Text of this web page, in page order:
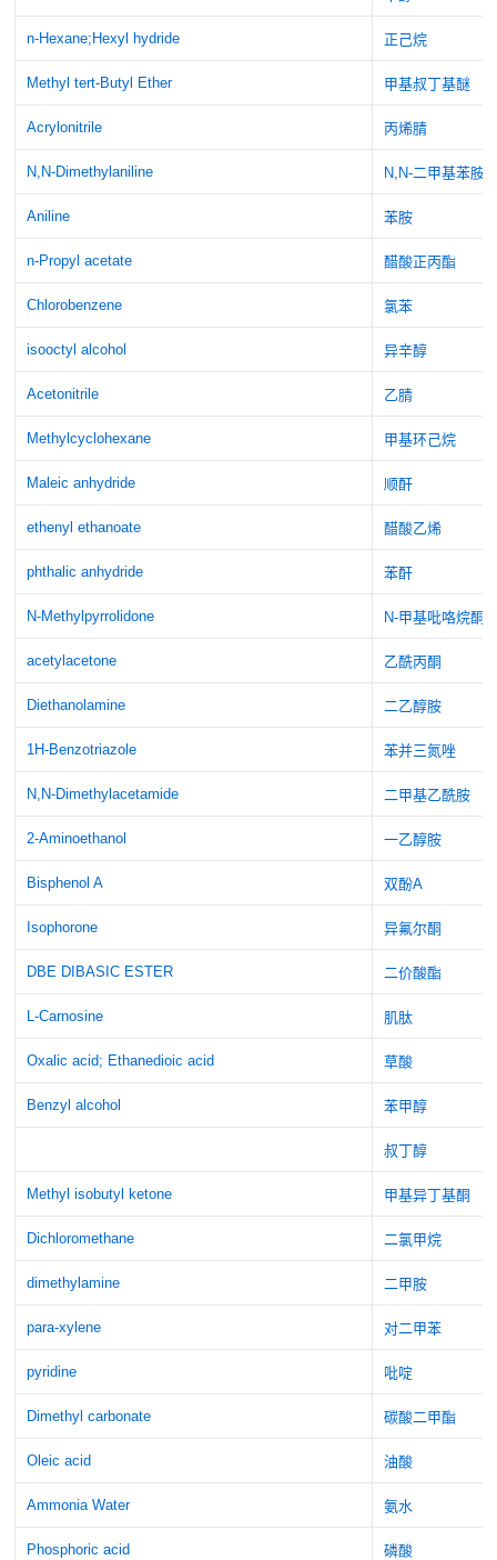
n-Hexane;Hexyl hydride 正己烷
Methyl tert-Butyl Ether 甲基叔丁基醚
Acrylonitrile 丙烯腈
N,N-Dimethylaniline N,N-二甲基苯胺
Aniline 苯胺
n-Propyl acetate 醋酸正丙酯
Chlorobenzene 氯苯
isooctyl alcohol 异辛醇
Acetonitrile 乙腈
Methylcyclohexane 甲基环己烷
Maleic anhydride 顺酐
ethenyl ethanoate 醋酸乙烯
phthalic anhydride 苯酐
N-Methylpyrrolidone N-甲基吡咯烷酮
acetylacetone 乙酰丙酮
Diethanolamine 二乙醇胺
1H-Benzotriazole 苯并三氮唑
N,N-Dimethylacetamide 二甲基乙酰胺
2-Aminoethanol 一乙醇胺
Bisphenol A 双酚A
Isophorone 异氟尔酮
DBE DIBASIC ESTER 二价酸酯
L-Carnosine 肌肽
Oxalic acid; Ethanedioic acid 草酸
Benzyl alcohol 苯甲醇
叔丁醇
Methyl isobutyl ketone 甲基异丁基酮
Dichloromethane 二氯甲烷
dimethylamine 二甲胺
para-xylene 对二甲苯
pyridine 吡啶
Dimethyl carbonate 碳酸二甲酯
Oleic acid 油酸
Ammonia Water 氨水
Phosphoric acid 磷酸